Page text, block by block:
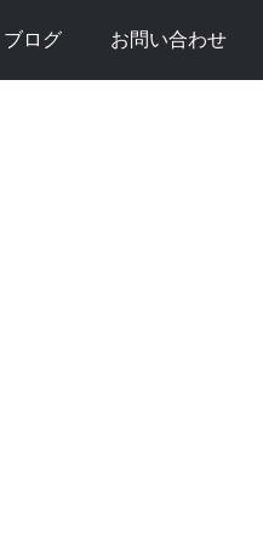
ブログ お問い合わせ